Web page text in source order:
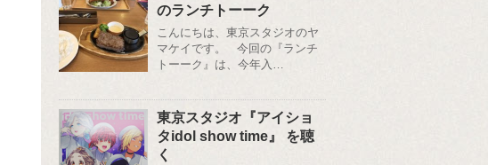
のランチトーーク
こんにちは、東京スタジオのヤ
マケイです。 今回の『ランチ
トーーク』は、今年入…
東京スタジオ『アイショ
タidol show time』 を聴
く